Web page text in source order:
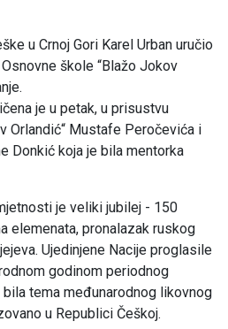
u Crnoj Gori Karel Urban uručio
škole “Blažo Jokov
je u petak, u prisustvu
Orlandić“ Mustafe Peročevića i
Donkić koja je bila mentorka
je veliki jubilej - 150
elemenata, pronalazak ruskog
Ujedinjene Nacije proglasile
godinom periodnog
tema međunarodnog likovnog
u Republici Češkoj.